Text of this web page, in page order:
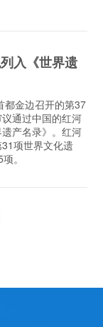
入《世界遗
都金边召开的第37
通过中国的红河
产名录》。红河
项世界文化遗
。